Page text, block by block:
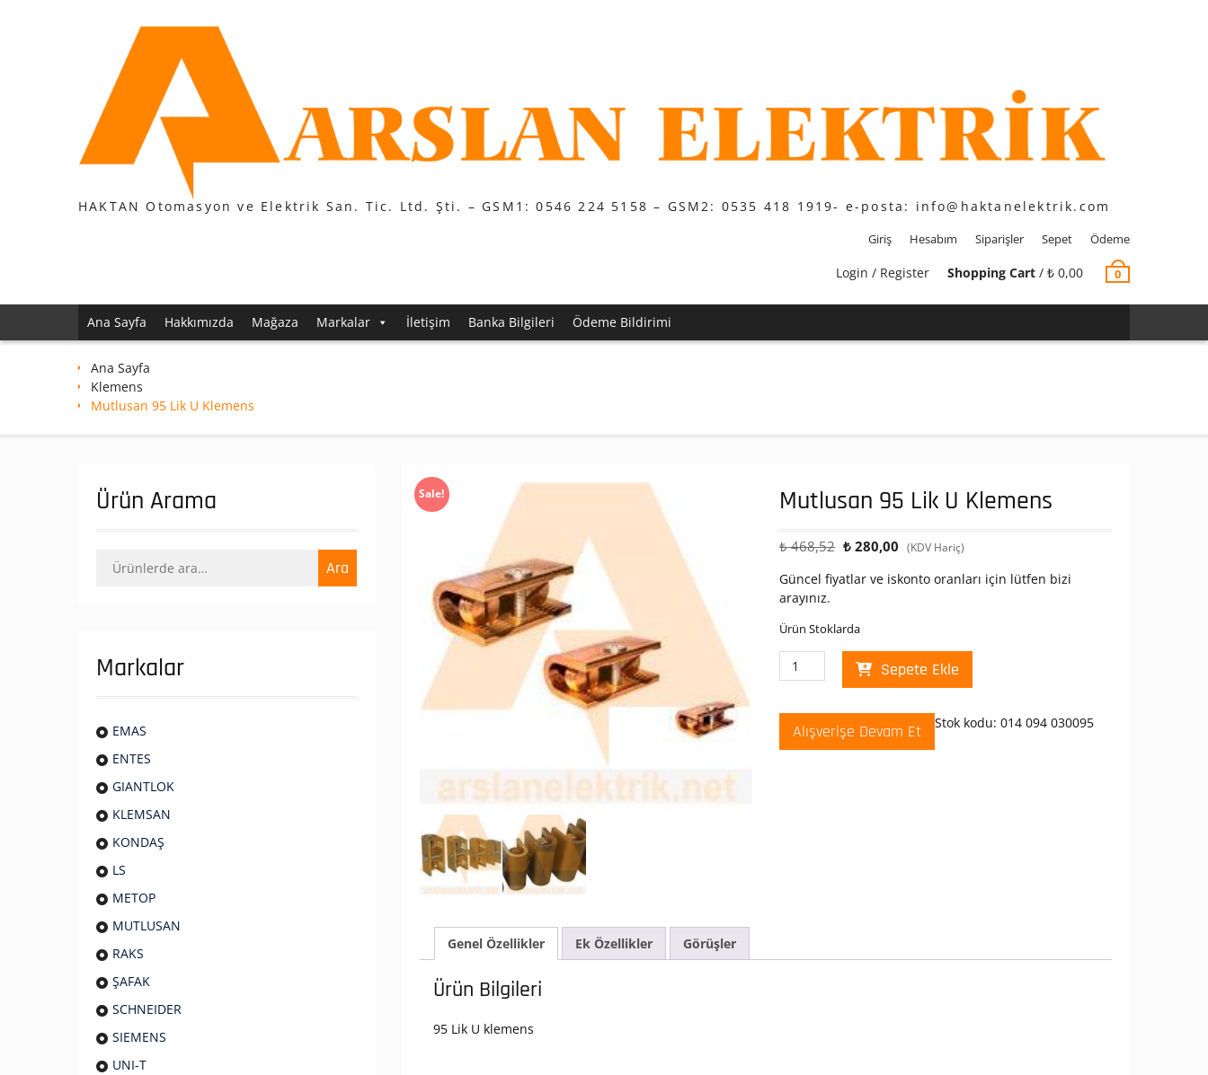
HAKTAN Otomasyon ve Elektrik San. Tic. Ltd. Şti. – GSM1: 0546 224 5158 – GSM2: 0535 418 1919- e-posta: info@haktanelektrik.com
Giriş Hesabım Siparişler Sepet Ödeme
Login / Register Shopping Cart / ₺ 0,00 0
Ana Sayfa Hakkımızda Mağaza Markalar İletişim Banka Bilgileri Ödeme Bildirimi
Ana Sayfa
Klemens
Mutlusan 95 Lik U Klemens
Sale! Mutlusan 95 Lik U Klemens
₺468,52 Orijinal
₺ 468,52.
₺ 280,00 Şu
fiyat:
(KDV Hariç)
Güncel fiyatlar ve iskonto oranları için lütfen bizi
arayınız.
Ürün Stoklarda
Mutlusan
95
U
Klemens
adet
Sepete Ekle
Alışverişe Devam Et Stok kodu:014 094 030095
Genel Özellikler Ek Özellikler Görüşler
Ürün Bilgileri
95 Lik U klemens
Ürün Arama
Ara: Ara
Markalar
EMAS
ENTES
GIANTLOK
KLEMSAN
KONDAŞ
LS
METOP
MUTLUSAN
RAKS
ŞAFAK
SCHNEIDER
SIEMENS
UNI-T